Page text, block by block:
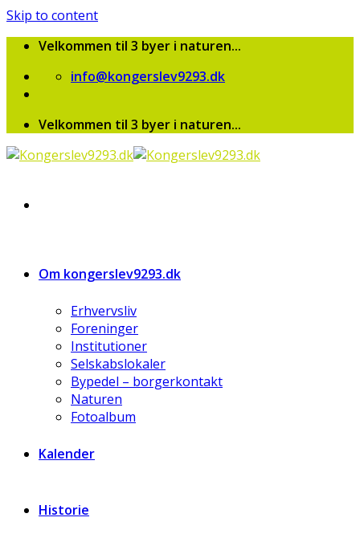
Skip to content
Velkommen til 3 byer i naturen...
info@kongerslev9293.dk
Velkommen til 3 byer i naturen...
Om kongerslev9293.dk
Erhvervsliv
Foreninger
Institutioner
Selskabslokaler
Bypedel – borgerkontakt
Naturen
Fotoalbum
Kalender
Historie